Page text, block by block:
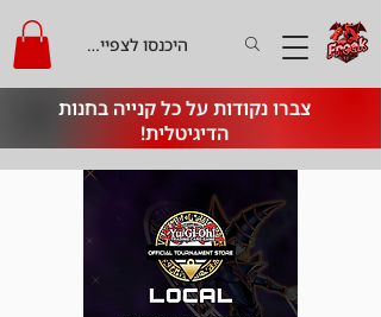
צברו נקודות על כל קנייה בחנות
הדיגיטלית!
היכנסו לצפייה בקרדיט